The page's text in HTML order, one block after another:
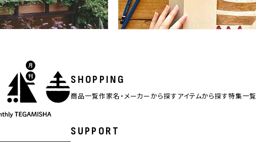
SHOPPING
商品一覧作家名・メーカーから探すアイテムから探す特集一覧
SUPPORT